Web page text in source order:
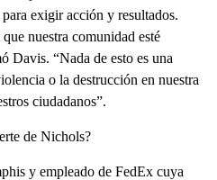
exigir acción y resultados.
nuestra comunidad esté
Davis. “Nada de esto es una
o la destrucción en nuestra
ciudadanos”.
de Nichols?
y empleado de FedEx cuya